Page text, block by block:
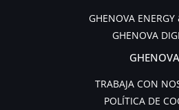
GHENOVA ENERGY
GHENOVA
GHENOVA
TRABAJA CON
POLÍTICA DE